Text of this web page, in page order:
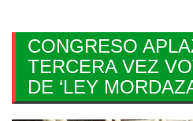
CONGRESO
TERCERA VEZ
DE ‘LEY